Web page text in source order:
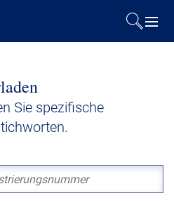
Sie spezifische